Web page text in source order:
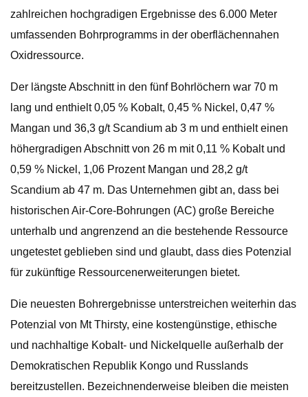
zahlreichen hochgradigen Ergebnisse des 6.000 Meter
umfassenden Bohrprogramms in der oberflächennahen
Oxidressource.
Der längste Abschnitt in den fünf Bohrlöchern war 70 m
lang und enthielt 0,05 % Kobalt, 0,45 % Nickel, 0,47 %
Mangan und 36,3 g/t Scandium ab 3 m und enthielt einen
höhergradigen Abschnitt von 26 m mit 0,11 % Kobalt und
0,59 % Nickel, 1,06 Prozent Mangan und 28,2 g/t
Scandium ab 47 m. Das Unternehmen gibt an, dass bei
historischen Air-Core-Bohrungen (AC) große Bereiche
unterhalb und angrenzend an die bestehende Ressource
ungetestet geblieben sind und glaubt, dass dies Potenzial
für zukünftige Ressourcenerweiterungen bietet.
Die neuesten Bohrergebnisse unterstreichen weiterhin das
Potenzial von Mt Thirsty, eine kostengünstige, ethische
und nachhaltige Kobalt- und Nickelquelle außerhalb der
Demokratischen Republik Kongo und Russlands
bereitzustellen. Bezeichnenderweise bleiben die meisten